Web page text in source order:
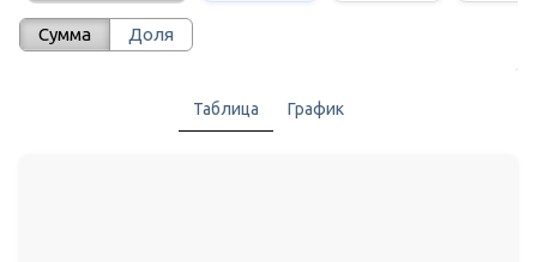
Сумма Доля
Таблица График